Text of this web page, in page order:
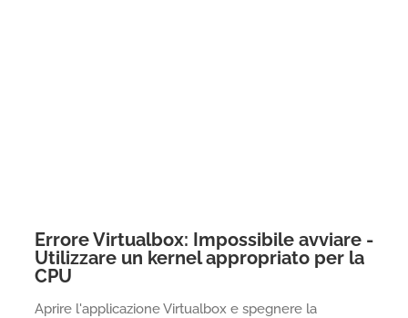
Errore Virtualbox: Impossibile avviare -
Utilizzare un kernel appropriato per la
CPU
Aprire l'applicazione Virtualbox e spegnere la